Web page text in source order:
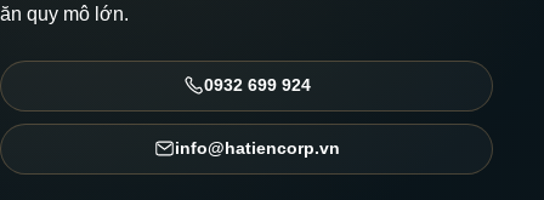
ăn quy mô lớn.
0932 699 924
info@hatiencorp.vn